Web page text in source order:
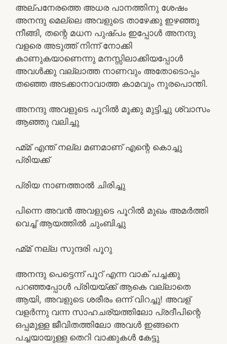
അല്പനേരത്തെ അധര പാനത്തിനു ശേഷം
അനന്ദു മെല്ലെ അവളുടെ താഴേക്കു ഇഴഞ്ഞു
നീങ്ങി, തന്റെ മധന പുഷ്പം ഇപ്പോൾ അനന്ദു
വളരെ അടുത്ത് നിന്ന് നോക്കി
കാണുകയാണെന്നു മനസ്സിലാക്കിയപ്പോൾ
അവൾക്കു വല്ലാത്ത നാണവും അതോടൊപ്പം
തഞ്ഞെ അടക്കാനാവാത്ത കാമവും നുരപൊന്തി.
അനന്ദു അവളുടെ പൂറിൽ മൂക്കു മുട്ടിച്ചു ശ്വാസം
ആഞ്ഞു വലിച്ചു
ഹ്മ്മ് എന്ത് നല്ല മണമാണ് എന്റെ കൊച്ചു
പ്രിയക്ക്
പ്രിയ നാണത്താൽ ചിരിച്ചു
പിന്നെ അവൻ അവളുടെ പൂറിൽ മുഖം അമർത്തി
വെച്ച് ആയത്തിൽ ചുംബിച്ചു
ഹ്മ്മ് നല്ല സുന്ദരി പൂറു
അനന്ദു പെട്ടെന്ന് പൂറ് എന്ന വാക് പച്ചക്കു
പറഞ്ഞപ്പോൾ പ്രിയയ്ക്ക് ആകെ വല്ലാതെ
ആയി, അവളുടെ ശരീരം ഒന്ന് വിറച്ചു! അവള്
വളർന്നു വന്ന സാഹചര്യത്തിലോ പ്രദീപിന്റെ
ഒപ്പമുള്ള ജീവിതത്തിലോ അവൾ ഇങ്ങനെ
പച്ചയായുള്ള തെറി വാക്കുകൾ കേട്ടു